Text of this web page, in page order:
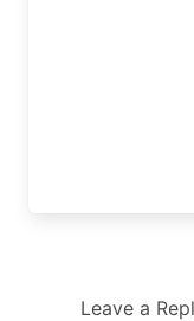
Leave a